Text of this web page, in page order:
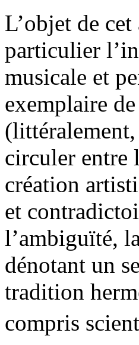
L’objet de
particulier
musicale et
exemplaire
circuler entre
création
et
l’ambiguïté,
dénotant un
tradition
compris